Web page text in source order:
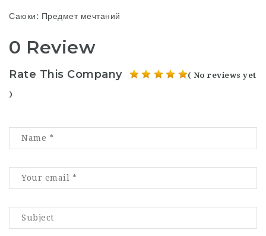
Саюки: Предмет мечтаний
0 Review
Rate This Company ( No reviews yet
)